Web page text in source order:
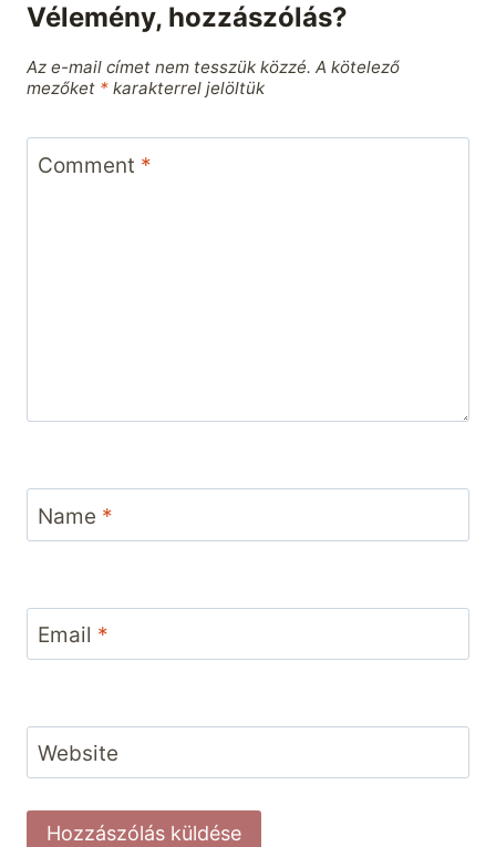
Vélemény, hozzászólás?
Az e-mail címet nem tesszük közzé. A kötelező
mezőket * karakterrel jelöltük
Comment *
Name *
Email *
Website